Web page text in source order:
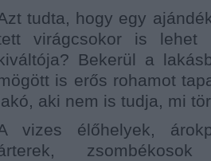
tudta, hogy egy
virágcsokor is lehet
Bekerül a
is erős rohamot
aki nem is tudja, mi
vizes élőhelyek,